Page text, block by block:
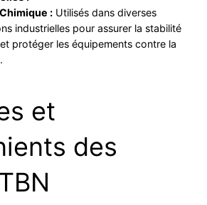
: Utilisés dans diverses
industrielles pour assurer la stabilité
protéger les équipements contre la
et
des